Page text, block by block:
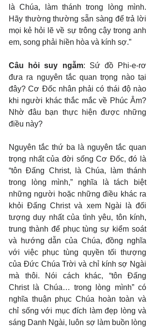
là Chúa, làm thánh trong lòng mình.
Hãy thường thường sẵn sàng để trả lời
mọi kẻ hỏi lẽ về sự trông cậy trong anh
em, song phải hiền hòa và kính sợ.”
Câu hỏi suy ngẫm: Sứ đồ Phi-e-rơ
đưa ra nguyên tắc quan trọng nào tại
đây? Cơ Đốc nhân phải có thái độ nào
khi người khác thắc mắc về Phúc Âm?
Nhờ đâu bạn thực hiện được những
điều này?
Nguyên tắc thứ ba là nguyên tắc quan
trọng nhất của đời sống Cơ Đốc, đó là
“tôn Đấng Christ, là Chúa, làm thánh
trong lòng mình,” nghĩa là tách biệt
những người hoặc những điều khác ra
khỏi Đấng Christ và xem Ngài là đối
tượng duy nhất của tình yêu, tôn kính,
trung thành để phục tùng sự kiểm soát
và hướng dẫn của Chúa, đồng nghĩa
với việc phục tùng quyền tối thượng
của Đức Chúa Trời và chỉ kính sợ Ngài
mà thôi. Nói cách khác, “tôn Đấng
Christ là Chúa… trong lòng mình” có
nghĩa thuận phục Chúa hoàn toàn và
chỉ sống với mục đích làm đẹp lòng và
sáng Danh Ngài, luôn sợ làm buồn lòng